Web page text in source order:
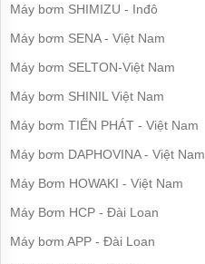
bơm
thải
Máy
giếng
Máy
bơm
giếng
khoan
Bơm
Máy bơm SHIMIZU - Inđô
Máy bơm SENA - Việt Nam
Máy bơm SELTON-Việt Nam
Máy bơm SHINIL Việt Nam
Máy bơm TIẾN PHÁT - Việt Nam
Máy bơm DAPHOVINA - Việt Nam
Máy Bơm HOWAKI - Việt Nam
Máy Bơm HCP - Đài Loan
Máy bơm APP - Đài Loan